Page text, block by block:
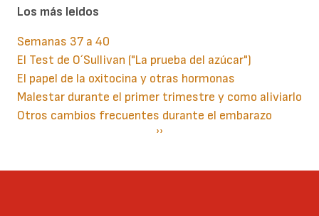
Los más leidos
Semanas 37 a 40
El Test de O´Sullivan ("La prueba del azúcar")
El papel de la oxitocina y otras hormonas
Malestar durante el primer trimestre y como aliviarlo
Otros cambios frecuentes durante el embarazo
Siguiente
››